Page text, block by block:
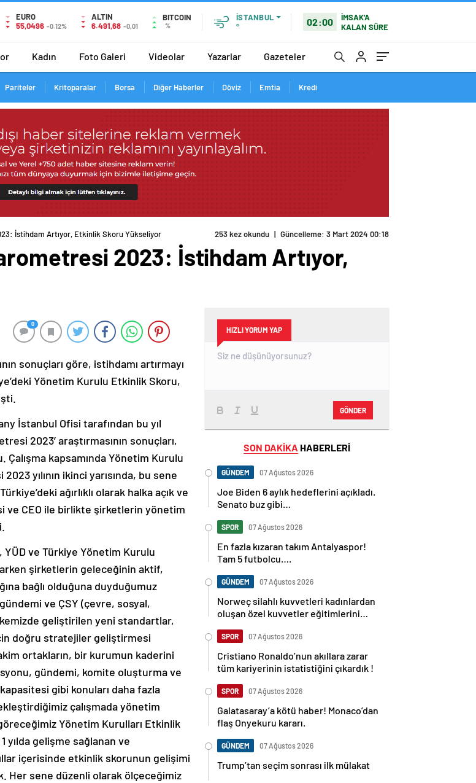
EURO
55,0496 -0.12%
ALTIN
6.491,68 -0,01
BITCOIN
%
İSTANBUL
°
02:00
İMSAK'A
KALAN SÜRE
Kadın Foto Galeri Videolar Yazarlar Gazeteler
Pariteler Kritoparalar Borsa Diğer Haberler Döviz Emtia Kredi
İstihdam Artıyor, Etkinlik Skoru Yükseliyor
2023: İstihdam Artıyor,
0
sonuçları göre, istihdamı artırmayı
Yönetim Kurulu Etkinlik Skoru,
İstanbul Ofisi tarafından bu yıl
2023’ araştırmasının sonuçları,
kapsamında Yönetim Kurulu
yılının ikinci yarısında, bu sene
ağırlıklı olarak halka açık ve
ve CEO ile birlikte şirketlerin yönetim
ve Türkiye Yönetim Kurulu
şirketlerin geleceğinin aktif,
bağlı olduğuna duyduğumuz
ve ÇSY (çevre, sosyal,
geliştirilen yeni standartlar,
doğru stratejiler geliştirmesi
ortakların, bir kurumun kaderini
gündemi, komite oluşturma ve
gibi konuları daha fazla
çalışmada yönetim
Yönetim Kurulları Etkinlik
yılda gelişme sağlanan ve
içerisinde etkinlik skorunun gelişimi
Her sene düzenli olarak ölçeceğimiz
HIZLI YORUM YAP
GÖNDER
SON DAKİKA HABERLERİ
GÜNDEM 07 Ağustos 2026
Joe Biden 6 aylık hedeflerini açıkladı.
Senato buz gibi…
SPOR 07 Ağustos 2026
En fazla kızaran takım Antalyaspor!
Tam 5 futbolcu….
GÜNDEM 07 Ağustos 2026
Norweç silahlı kuvvetleri kadınlardan
oluşan özel kuvvetler eğitimlerini
SPOR 07 Ağustos 2026
Cristiano Ronaldo’nun akıllara zarar
tüm kariyerinin istatistiğini çıkardık !
SPOR 07 Ağustos 2026
Galatasaray’a kötü haber! Monaco’dan
flaş Onyekuru kararı.
GÜNDEM 07 Ağustos 2026
Trump’tan seçim sonrası ilk mülakat